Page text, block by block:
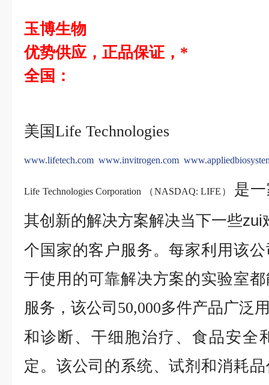
玉博生物
优势供应，正品保证，*
全国：
美国Life Technologies
www.lifetech.com www.invitrogen.com
Life Technologies Corporation （NASDAQ: LIFE） 是
其创新的解决方案解决当下一些zui
个国家的客户服务。每家利用该
于使用的可靠解决方案的实验室
服务，该公司 50,000多件产品广泛
和诊断、干细胞治疗、食品安全
定。该公司的系统、试剂和消耗